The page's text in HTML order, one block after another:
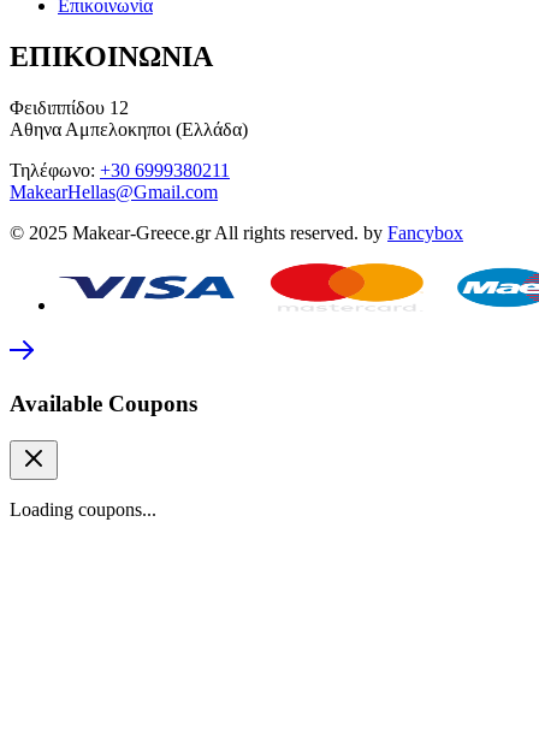
Επικοινωνία
ΕΠΙΚΟΙΝΩΝΙΑ
Φειδιππίδου 12
Αθηνα Αμπελοκηποι (Ελλάδα)
Τηλέφωνο: +30 6999380211
MakearHellas@Gmail.com
© 2025 Makear-Greece.gr All rights reserved. by Fancybox
Available Coupons
Loading coupons...